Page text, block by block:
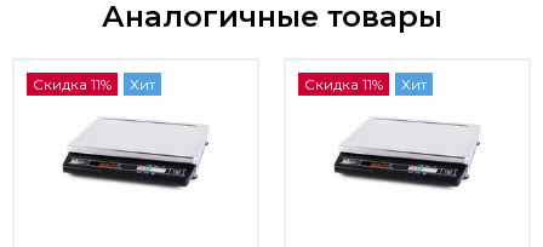
Аналогичные товары
Скидка 11% Хит Скидка 11% Хит